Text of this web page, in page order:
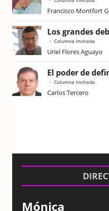
Francisco Montfort
Los grandes
Columna Invitada
Uriel Flores Aguayo
El poder de
Columna Invitada
Carlos Tercero
Mónica